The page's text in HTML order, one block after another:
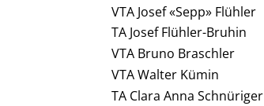
VTA Josef «Sepp» Flühler
TA Josef Flühler-Bruhin
VTA Bruno Braschler
VTA Walter Kümin
TA Clara Anna Schnüriger